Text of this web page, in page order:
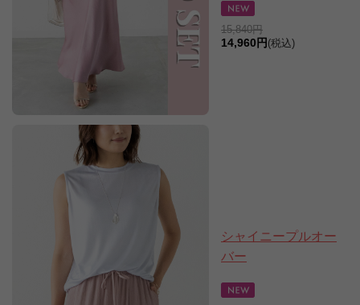
15,840円
14,960円 (税込)
シャイニープルオー
バー